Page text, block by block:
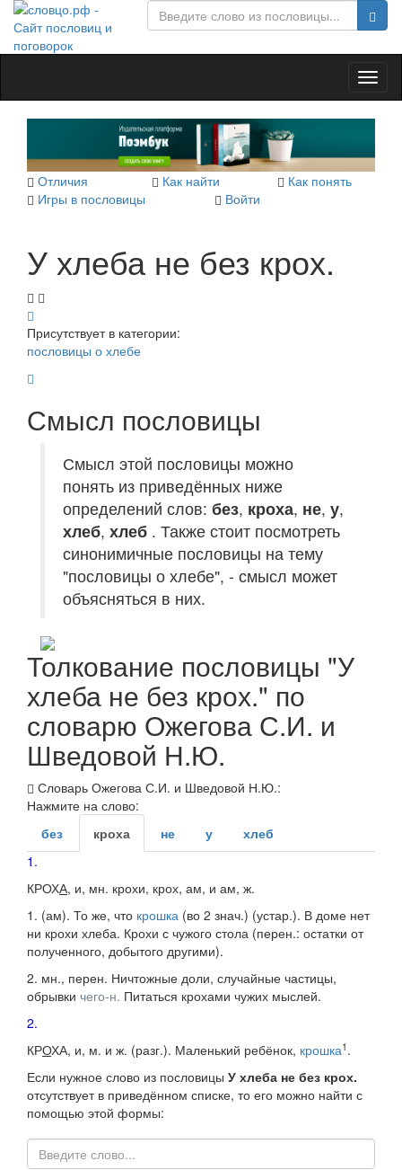
Отличия Как найти
Как понять
Игры в пословицы
Войти
У хлеба не без крох.
Присутствует в категории:
пословицы о хлебе
Смысл пословицы
Смысл этой пословицы можно
понять из приведённых ниже
определений слов: без, кроха, не, у,
хлеб, хлеб . Также стоит посмотреть
синонимичные пословицы на тему
"пословицы о хлебе", - смысл может
объясняться в них.
Толкование пословицы "У
хлеба не без крох." по
словарю Ожегова С.И. и
Шведовой Н.Ю.
Словарь Ожегова С.И. и Шведовой Н.Ю.:
Нажмите на слово:
без
кроха не у
хлеб
1.
КРОХА, и, мн. крохи, крох, ам, и ам, ж.
1. (ам). То же, что крошка (во 2 знач.) (устар.). В доме нет
ни крохи хлеба. Крохи с чужого стола (перен.: остатки от
полученного, добытого другими).
2. мн., перен. Ничтожные доли, случайные частицы,
обрывки чего-н. Питаться крохами чужих мыслей.
2.
КРОХА, и, м. и ж. (разг.). Маленький ребёнок, крошка1 .
Если нужное слово из пословицы У хлеба не без крох.
отсутствует в приведённом списке, то его можно найти с
помощью этой формы: